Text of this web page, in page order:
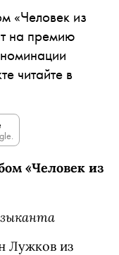
«Человек из
на премию
читайте в
«Человек из
Лужков из